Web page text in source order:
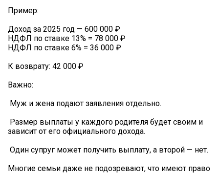
Пример:
Доход за 2025 год — 600 000 ₽
НДФЛ по ставке 13% = 78 000 ₽
НДФЛ по ставке 6% = 36 000 ₽
К возврату: 42 000 ₽
Важно:
️ Муж и жена подают заявления отдельно.
️ Размер выплаты у каждого родителя будет своим и
зависит от его официального дохода.
️ Один супруг может получить выплату, а второй — нет.
Многие семьи даже не подозревают, что имеют право